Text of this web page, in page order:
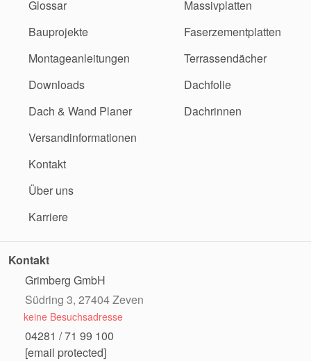
Glossar
Bauprojekte
Montageanleitungen
Downloads
Dach & Wand Planer
Versandinformationen
Kontakt
Über uns
Karriere
Massivplatten
Faserzementplatten
Terrassendächer
Dachfolie
Dachrinnen
Kontakt
Grimberg GmbH
Südring 3, 27404 Zeven
keine Besuchsadresse
04281 / 71 99 100
[email protected]